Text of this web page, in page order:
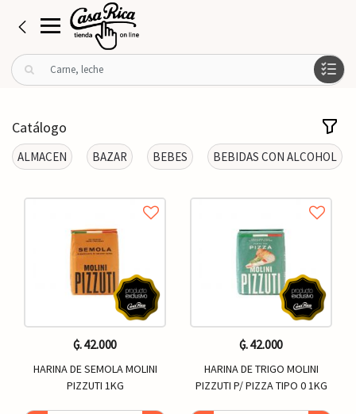
B
u
a
p
Catálogo
ALMACEN BAZAR BEBES BEBIDAS CON ALCOHOL
₲. 42.000
HARINA DE SEMOLA MOLINI
PIZZUTI 1KG
₲. 42.000
HARINA DE TRIGO MOLINI
PIZZUTI P/ PIZZA TIPO 0 1KG